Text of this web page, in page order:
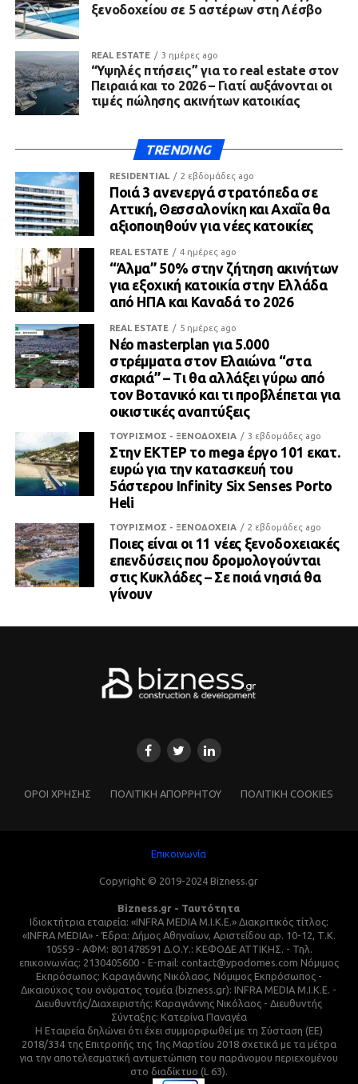
ξενοδοχείου σε 5 αστέρων στη Λέσβο
REAL ESTATE 3 ημέρες ago
“Υψηλές πτήσεις” για το real estate στον
Πειραιά και το 2026 – Γιατί αυξάνονται οι
τιμές πώλησης ακινήτων κατοικίας
TRENDING
RESIDENTIAL 2 εβδομάδες ago
Ποιά 3 ανενεργά στρατόπεδα σε
Αττική, Θεσσαλονίκη και Αχαΐα θα
αξιοποιηθούν για νέες κατοικίες
REAL ESTATE 4 ημέρες ago
“Άλμα” 50% στην ζήτηση ακινήτων
για εξοχική κατοικία στην Ελλάδα
από ΗΠΑ και Καναδά το 2026
REAL ESTATE 5 ημέρες ago
Νέο masterplan για 5.000
στρέμματα στον Ελαιώνα “στα
σκαριά” – Τι θα αλλάξει γύρω από
τον Βοτανικό και τι προβλέπεται για
οικιστικές αναπτύξεις
ΤΟΥΡΙΣΜΟΣ - ΞΕΝΟΔΟΧΕΙΑ 3 εβδομάδες ago
Στην ΕΚΤΕΡ το mega έργο 101 εκατ.
ευρώ για την κατασκευή του
5άστερου Infinity Six Senses Porto
Heli
ΤΟΥΡΙΣΜΟΣ - ΞΕΝΟΔΟΧΕΙΑ 2 εβδομάδες ago
Ποιες είναι οι 11 νέες ξενοδοχειακές
επενδύσεις που δρομολογούνται
στις Κυκλάδες – Σε ποιά νησιά θα
γίνουν
ΌΡΟΙ ΧΡΗΣΗΣ ΠΟΛΙΤΙΚΗ ΑΠΟΡΡΗΤΟΥ ΠΟΛΙΤΙΚΗ COOKIES
Επικοινωνία
Copyright © 2019-2024 Bizness.gr
Bizness.gr - Ταυτότητα
Ιδιοκτήτρια εταιρεία: «INFRA MEDIA M.I.K.E.» Διακριτικός τίτλος:
«INFRA MEDIA» - Έδρα: Δήμος Αθηναίων, Αριστείδου αρ. 10-12, Τ.Κ.
10559 - ΑΦΜ: 801478591 Δ.Ο.Υ.: ΚΕΦΟΔΕ ΑΤΤΙΚΗΣ. - Τηλ.
επικοινωνίας: 2130405600 - E-mail: contact@ypodomes.com Νόμιμος
Εκπρόσωπος: Καραγιάννης Νικόλαος, Νόμιμος Εκπρόσωπος -
Δικαιούχος του ονόματος τομέα (bizness.gr): INFRA MEDIA M.I.K.E. -
Διευθυντής/Διαχειριστής: Καραγιάννης Νικόλαος - Διευθυντής
Σύνταξης: Κατερίνα Παναγέα
Η Εταιρεία δηλώνει ότι έχει συμμορφωθεί με τη Σύσταση (ΕΕ)
2018/334 της Επιτροπής της 1ης Μαρτίου 2018 σχετικά με τα μέτρα
για την αποτελεσματική αντιμετώπιση του παράνομου περιεχομένου
στο διαδίκτυο (L 63).